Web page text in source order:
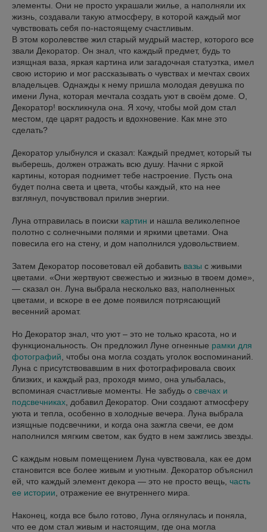
элементы. Они не просто украшали жилье, а наполняли их
жизнь, создавали такую ​​атмосферу, в которой каждый мог
чувствовать себя по-настоящему счастливым.
В этом королевстве жил старый мудрый мастер, которого все
звали Декоратор. Он знал, что каждый предмет, будь то
изящная ваза, яркая картина или загадочная статуэтка, имел
свою историю и мог рассказывать о чувствах и мечтах своих
владельцев. Однажды к нему пришла молодая девушка по
имени Луна, которая мечтала создать уют в своём доме. О,
Декоратор! воскликнула она. Я хочу, чтобы мой дом стал
местом, где царят радость и вдохновение. Как мне это
сделать?
Декоратор улыбнулся и сказал: Каждый предмет, который ты
выберешь, должен отражать всю душу. Начни с яркой
картины, которая поднимет тебе настроение. Пусть она
будет полна света и цвета, чтобы каждый, кто на нее
взглянул, почувствовал прилив энергии.
Луна отправилась в поиски картин и нашла великолепное
полотно с солнечными полями и яркими цветами. Она
повесила его на стену, и дом наполнился удовольствием.
Затем Декоратор посоветовал ей добавить вазы с живыми
цветами. «Они жертвуют свежестью и жизнью в твоем доме»,
— сказал он. Луна выбрала несколько ваз, наполненных
цветами, и вскоре в ее доме появился потрясающий
весенний аромат.
Но Декоратор знал, что уют – это не только красота, но и
функциональность. Он предложил Луне огненные рамки для
фотографий , чтобы она могла создать уголок воспоминаний.
Луна с присутствовавшим в них фотографировала своих
близких, и каждый раз, проходя мимо, она улыбалась,
вспоминая счастливые моменты. Не забудь о свечах и
подсвечниках , добавил Декоратор. Они создают атмосферу
уюта и тепла, особенно в холодные вечера. Луна выбрала
изящные подсвечники, и когда она зажгла свечи, ее дом
наполнился мягким светом, как будто в нем зажглись звезды.
С каждым новым помещением Луна чувствовала, как ее дом
становится все более живым и уютным. Декоратор объяснил
ей, что каждый элемент декора — это не просто вещь, часть
ее истории , отражение ее внутреннего мира.
Наконец, когда все было готово, Луна оглянулась и поняла,
что ее дом стал живым и настоящим, где она могла